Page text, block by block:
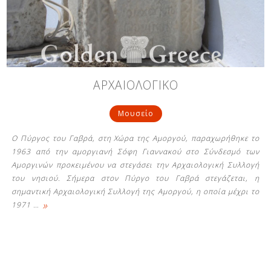
Δείτε μας:
Δείτε μας:
Δείτε μας:
Δείτε μας:
Δείτε μας:
Δείτε μας:
Δείτε μας:
ΑΡΧΑΙΟΛΟΓΙΚΟ
Μουσείο
Ο Πύργος του Γαβρά, στη Χώρα της Αμοργού, παραχωρήθηκε το
1963 από την αμοργιανή Σόφη Γιαννακού στο Σύνδεσμό των
Αμοργινών προκειμένου να στεγάσει την Αρχαιολογική Συλλογή
του νησιού. Σήμερα στον Πύργο του Γαβρά στεγάζεται, η
σημαντική Αρχαιολογική Συλλογή της Αμοργού, η οποία μέχρι το
1971 … »